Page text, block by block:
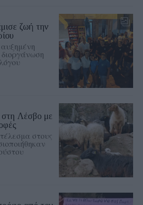
ζωή την
διοργάνωση
Λέσβο με
στους